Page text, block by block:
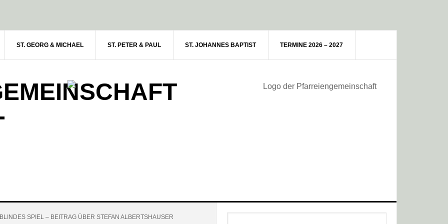
ST. GEORG & MICHAEL ST. PETER & PAUL ST. JOHANNES BAPTIST TERMINE 2026 – 2027
SPIEL – BEITRAG ÜBER STEFAN ALBERTSHAUSER
Haupt-